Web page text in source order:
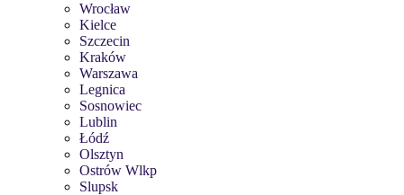
Wrocław
Kielce
Szczecin
Kraków
Warszawa
Legnica
Sosnowiec
Lublin
Łódź
Olsztyn
Ostrów Wlkp
Slupsk